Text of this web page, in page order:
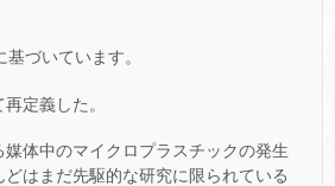
づいています。
定義した。
媒体中のマイクロプラスチックの発生
はまだ先駆的な研究に限られている